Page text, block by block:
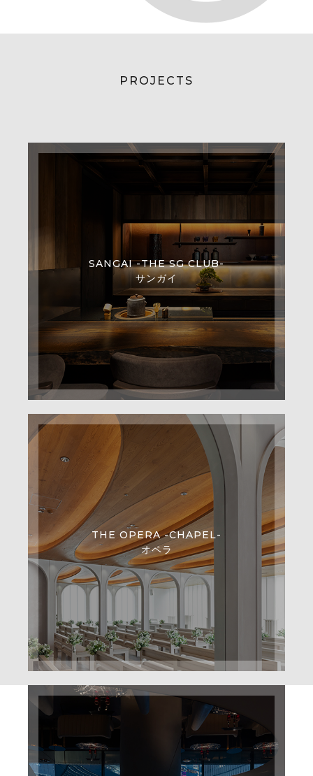
PROJECTS
SANGAI -THE SG CLUB-
サンガイ
THE OPERA -CHAPEL-
オペラ